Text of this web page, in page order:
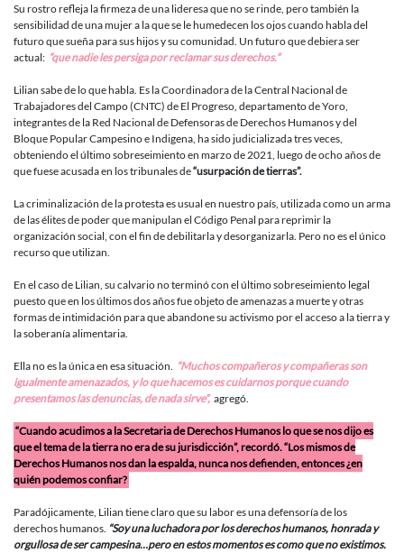
mujeres
Su rostro refleja la firmeza de una lideresa que no se rinde, pero también la
sensibilidad de una mujer a la que se le humedecen los ojos cuando habla del
futuro que sueña para sus hijos y su comunidad. Un futuro que debiera ser
actual: “que nadie les persiga por reclamar sus derechos.”
Lilian sabe de lo que habla. Es la Coordinadora de la Central Nacional de
Trabajadores del Campo (CNTC) de El Progreso, departamento de Yoro,
integrantes de la Red Nacional de Defensoras de Derechos Humanos y del
Bloque Popular Campesino e Indigena, ha sido judicializada tres veces,
obteniendo el último sobreseimiento en marzo de 2021, luego de ocho años de
que fuese acusada en los tribunales de“usurpación de tierras”.
La criminalización de la protesta es usual en nuestro país, utilizada como un arma
de las élites de poder que manipulan el Código Penal para reprimir la
organización social, con el fin de debilitarla y desorganizarla. Pero no es el único
recurso que utilizan.
En el caso de Lilian, su calvario no terminó con el último sobreseimiento legal
puesto que en los últimos dos años fue objeto de amenazas a muerte y otras
formas de intimidación para que abandone su activismo por el acceso a la tierra y
la soberanía alimentaria.
Ella no es la única en esa situación. “Muchos compañeros y compañeras son
igualmente amenazados, y lo que hacemos es cuidarnos porque cuando
presentamos las denuncias, de nada sirve”, agregó.
“Cuando acudimos a la Secretaria de Derechos Humanos lo que se nos dijo es
que el tema de la tierra no era de su jurisdicción”, recordó. “Los mismos de
Derechos Humanos nos dan la espalda, nunca nos defienden, entonces ¿en
quién podemos confiar?
Paradójicamente, Lilian tiene claro que su labor es una defensoría de los
derechos humanos. “Soy una luchadora por los derechos humanos, honrada y
orgullosa de ser campesina…pero en estos momentos es como que no existimos.